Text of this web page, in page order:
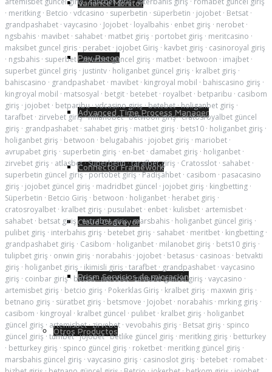
Variance Monitor
Pay Recon
Advanced Time Process Manager
Connector Framework
Cloud Conveyor
Prism Servicios de migración
Otros Productos
· meritking · Betcio · vdcasino · superbetin · süperbetin · jojobet · Betsat ·
grandpashabet · vaycasino · Jojobet · loyalbahis · enbet giriş · nerobet ·
ngsbahis · mavibet · sahabet · matbet giriş · portobet giriş · meritcasino ·
maksibet guncel giris · perabet · jojobet Giriş · kavbet giriş · casinoroyal giriş
· ngsbahis · superbet·zirvebet güncel giriş · matbet · betwoon · imajbet ·
superbet güncel giriş · justintv · holiganbet güncel giriş · kralbet giriş ·
bahiscasino · grandpashabet · mavibet · kingroyal mobil · bahiscasino giriş ·
kingroyal mobil · matsosyal · betgit · betebet · royalbet · betparibu · casibom
giriş · jojobet · betparibu·vdcasino giriş·betebet·holiganbet giriş ·
tarafbet · zirvebet giriş·milanobet·betwoon giriş·cratosroyalbet güncel
giriş · grandpashabet · sahabet giriş · matbet giriş · bets10 · holiganbet giriş ·
holiganbet giriş · betwoon · belugabahis · jojobet giriş · mariobet ·
avrupabet giriş · superbetin giriş · en-bet · damabet giriş · holiganbet ·
zirvebet giriş · atlasbet·Superbetin·tarafbet giriş · Cratosslot · sahabet ·
superbetin güncel giriş·portobet giriş·Padişahbet · casibom · pasacasino
giriş · jojobet güncel giriş · madridbet güncel · jojobet giriş · kingbetting ·
Süperbetin · Betcio Giriş · betwoon · holiganbet · herabet giriş ·
cratosroyalbet · kralbet giriş · pusulabet · enbet · kulisbet · artemisbet ·
sahabet · betsat giriş·extrabet giriş·marsbahis · holiganbet güncel giriş ·
pulibet giriş · interbahis giriş · betebet giriş · sahabet · meritbet · kingbetting ·
grandpashabet giriş · Casibom · holiganbet · milanobet giriş · bets10 giriş ·
tulipbet giriş · onwin giriş · norabahis · jojobet · betasus · casinoas · betvakti
giriş · holiganbet giriş · ikimisli giriş · tarafbet · grandpashabet · vaycasino
giriş · coinbar giriş· betsat·nerobet·zirvebet güncel giriş · vaycasino ·
artemisbet giriş · betcio giriş · Pokerklas Giriş · kralbet giriş · maxwin giriş ·
betnano giriş · süratbet giriş · betsmove · Jojobet · norabahis · mrking giriş ·
casibom · kingroyal · kralbet güncel · pulibet · kralbet giriş · holiganbet
güncel giriş · artemisbet·zirvebet · vevobahis giriş · Betsat giriş · spinco
güncel giriş· tumbet·jojobet·betlike güncel giriş · meritking giriş · betturkey
· betturkey giriş · spinco güncel giriş · roketbet · meritking güncel giriş ·
marsbahis güncel giriş · vaycasino giriş · casinoslot giriş · betebet · romabet ·